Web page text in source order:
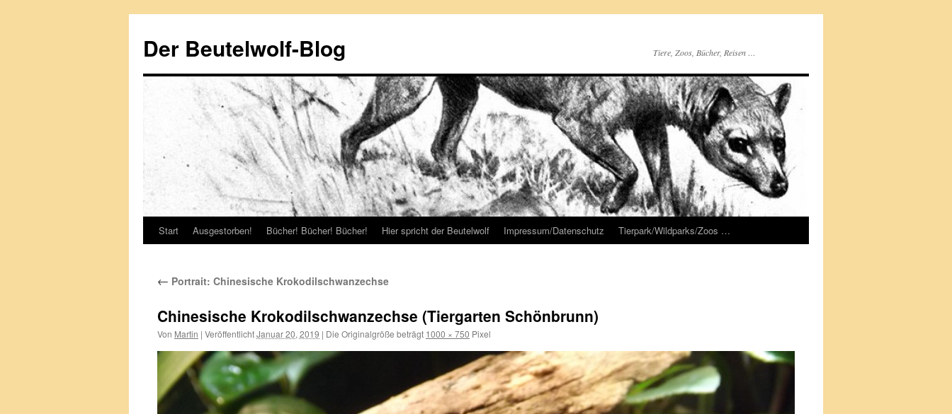
springen
Der Beutelwolf-Blog Tiere, Zoos, Bücher, Reisen …
Start Ausgestorben! Bücher! Bücher! Bücher! Hier spricht der Beutelwolf Impressum/Datenschutz Tierpark/Wildparks/Zoos …
← Portrait: Chinesische Krokodilschwanzechse
Chinesische Krokodilschwanzechse (Tiergarten Schönbrunn)
Von Martin | VeröffentlichtJanuar 20, 2019 | Die Originalgröße beträgt 1000 × 750 Pixel